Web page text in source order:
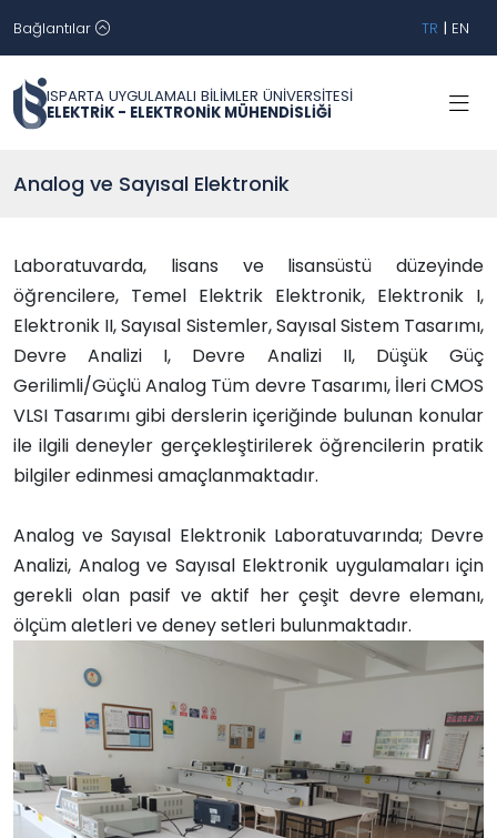
Bağlantılar TR | EN
ISPARTA UYGULAMALI BİLİMLER ÜNİVERSİTESİ
ELEKTRİK - ELEKTRONİK MÜHENDİSLİĞİ
Analog ve Sayısal Elektronik
Laboratuvarda, lisans ve lisansüstü düzeyinde
öğrencilere, Temel Elektrik Elektronik, Elektronik I,
Elektronik II, Sayısal Sistemler, Sayısal Sistem Tasarımı,
Devre Analizi I, Devre Analizi II, Düşük Güç
Gerilimli/Güçlü Analog Tüm devre Tasarımı, İleri CMOS
VLSI Tasarımı gibi derslerin içeriğinde bulunan konular
ile ilgili deneyler gerçekleştirilerek öğrencilerin pratik
bilgiler edinmesi amaçlanmaktadır.
Analog ve Sayısal Elektronik Laboratuvarında; Devre
Analizi, Analog ve Sayısal Elektronik uygulamaları için
gerekli olan pasif ve aktif her çeşit devre elemanı,
ölçüm aletleri ve deney setleri bulunmaktadır.